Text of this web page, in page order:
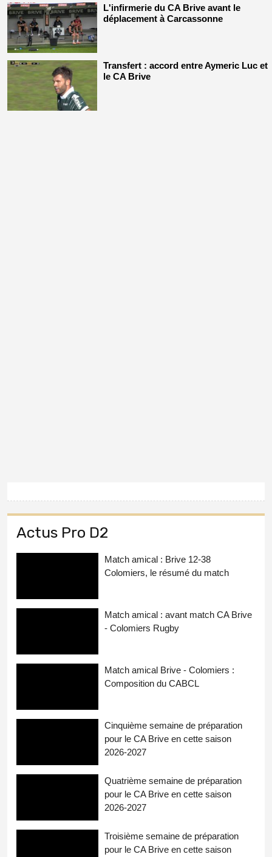
L'infirmerie du CA Brive avant le
déplacement à Carcassonne
Transfert : accord entre Aymeric Luc et
le CA Brive
Actus Pro D2
Match amical : Brive 12-38
Colomiers, le résumé du match
Match amical : avant match CA Brive
- Colomiers Rugby
Match amical Brive - Colomiers :
Composition du CABCL
Cinquième semaine de préparation
pour le CA Brive en cette saison
2026-2027
Quatrième semaine de préparation
pour le CA Brive en cette saison
2026-2027
Troisième semaine de préparation
pour le CA Brive en cette saison